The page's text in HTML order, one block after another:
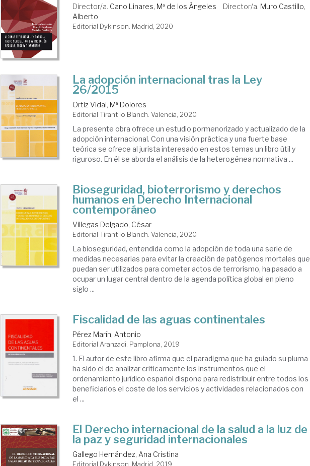
Director/a. Cano Linares, Mª de los Ángeles Director/a. Muro Castillo,
Alberto
Editorial Dykinson. Madrid, 2020
La adopción internacional tras la Ley
26/2015
Ortiz Vidal, Mª Dolores
Editorial Tirant lo Blanch. Valencia, 2020
La presente obra ofrece un estudio pormenorizado y actualizado de la
adopción internacional. Con una visión práctica y una fuerte base
teórica se ofrece al jurista interesado en estos temas un libro útil y
riguroso. En él se aborda el análisis de la heterogénea normativa ...
Bioseguridad, bioterrorismo y derechos
humanos en Derecho Internacional
contemporáneo
Villegas Delgado, César
Editorial Tirant lo Blanch. Valencia, 2020
La bioseguridad, entendida como la adopción de toda una serie de
medidas necesarias para evitar la creación de patógenos mortales que
puedan ser utilizados para cometer actos de terrorismo, ha pasado a
ocupar un lugar central dentro de la agenda política global en pleno
siglo ...
Fiscalidad de las aguas continentales
Pérez Marín, Antonio
Editorial Aranzadi. Pamplona, 2019
1. El autor de este libro afirma que el paradigma que ha guiado su pluma
ha sido el de analizar criticamente los instrumentos que el
ordenamiento jurídico español dispone para redistribuir entre todos los
beneficiarios el coste de los servicios y actividades relacionados con
el ...
El Derecho internacional de la salud a la luz de
la paz y seguridad internacionales
Gallego Hernández, Ana Cristina
Editorial Dykinson. Madrid, 2019